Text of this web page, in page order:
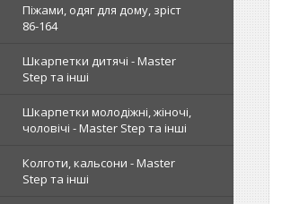
Піжами, одяг для дому, зріст
86-164
Шкарпетки дитячі - Master
Step та інші
Шкарпетки молодіжні, жіночі,
чоловічі - Master Step та інші
Колготи, кальсони - Master
Step та інші